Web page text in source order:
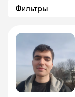
Фильтры